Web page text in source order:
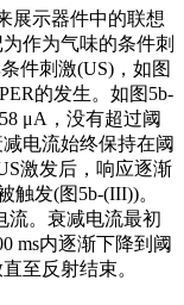
展示器件中的联想
作为气味的条件刺
件刺激(US)，如图
的发生。如图5b-
μA，没有超过阈
电流始终保持在阈
激发后，响应逐渐
触发(图5b-(III))。
流。衰减电流最初
ms内逐渐下降到阈
至反射结束。